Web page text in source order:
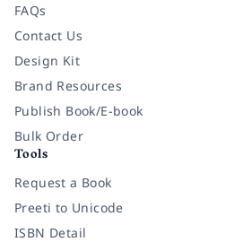
FAQs
Contact Us
Design Kit
Brand Resources
Publish Book/E-book
Bulk Order
Tools
Request a Book
Preeti to Unicode
ISBN Detail